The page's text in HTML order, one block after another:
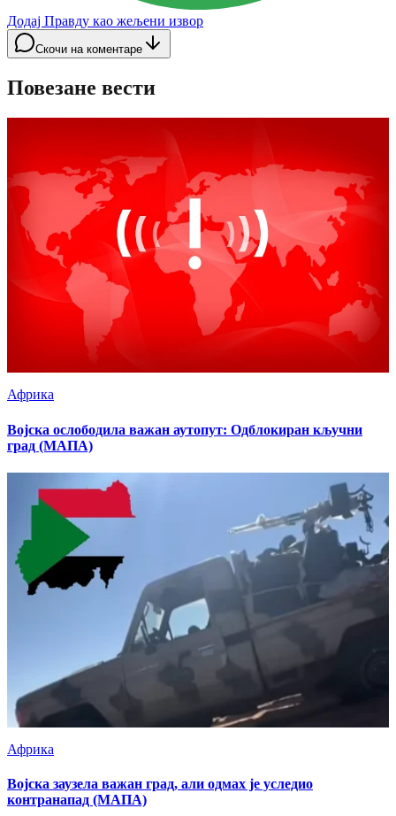
Додај Правду као жељени извор
Скочи на коментаре
Повезане вести
Африка
Војска ослободила важан аутопут: Одблокиран кључни
град (МАПА)
Африка
Војска заузела важан град, али одмах је уследио
контранапад (МАПА)